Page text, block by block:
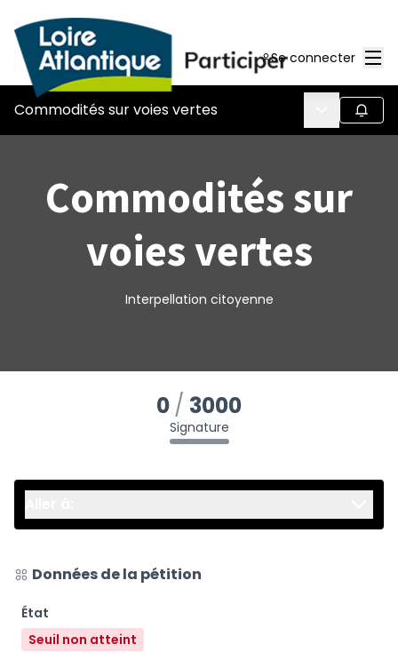
Se connecter
Commodités sur voies vertes Menu
Commodités sur
voies vertes
Interpellation citoyenne
0 3000
Signature
Données de la pétition
État
Seuil non atteint